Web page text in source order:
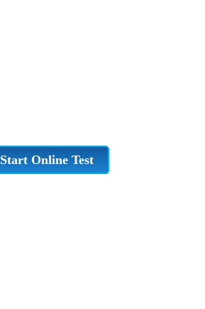
Start Online Test